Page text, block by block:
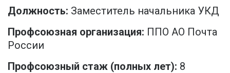
Должность: Заместитель начальника УКД
Профсоюзная организация: ППО АО Почта
России
Профсоюзный стаж (полных лет): 8